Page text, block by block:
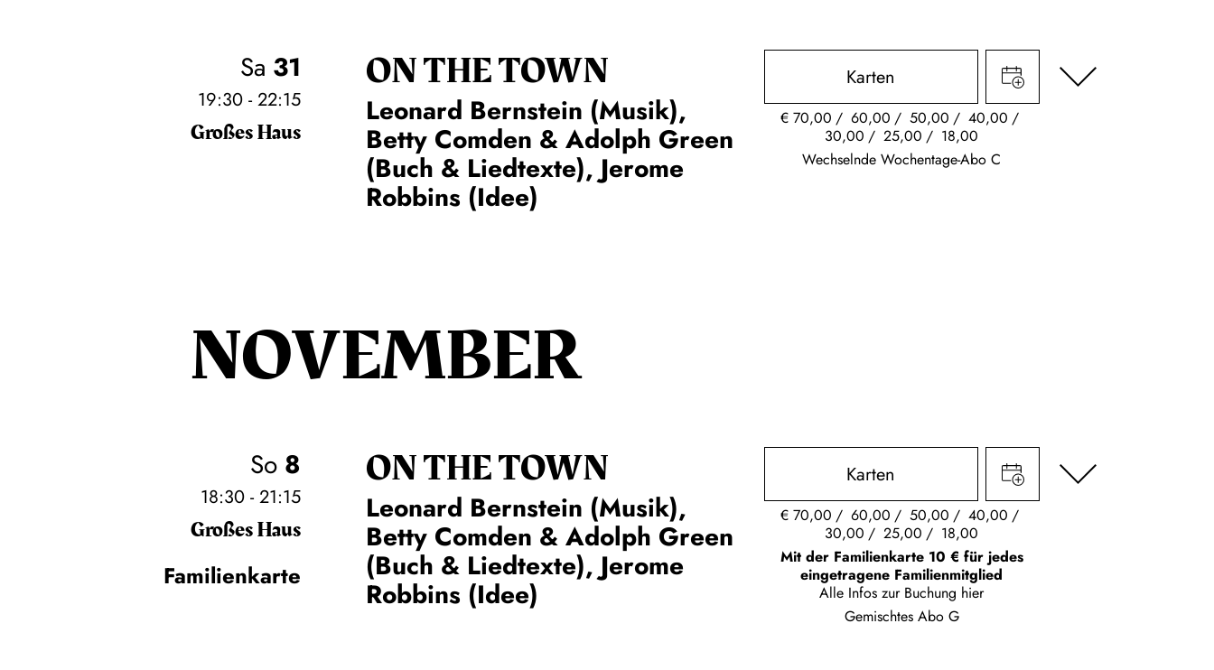
Sa 31
19:30 - 22:15
Großes Haus
ON THE TOWN
Leonard Bernstein (Musik),
Betty Comden & Adolph Green
(Buch & Liedtexte), Jerome
Robbins (Idee)
Karten
€70,00 60,00 50,00
40,00
30,00
25,00
18,00
Wechselnde Wochentage-Abo C
NOVEMBER
So 8
18:30 - 21:15
Großes Haus
Familienkarte
ON THE TOWN
Leonard Bernstein (Musik),
Betty Comden & Adolph Green
(Buch & Liedtexte), Jerome
Robbins (Idee)
Karten
€70,00 60,00 50,00
40,00
30,00
25,00
18,00
Mit der Familienkarte 10 € für jedes
eingetragene Familienmitglied
Alle Infos zur Buchung hier
Gemischtes Abo G